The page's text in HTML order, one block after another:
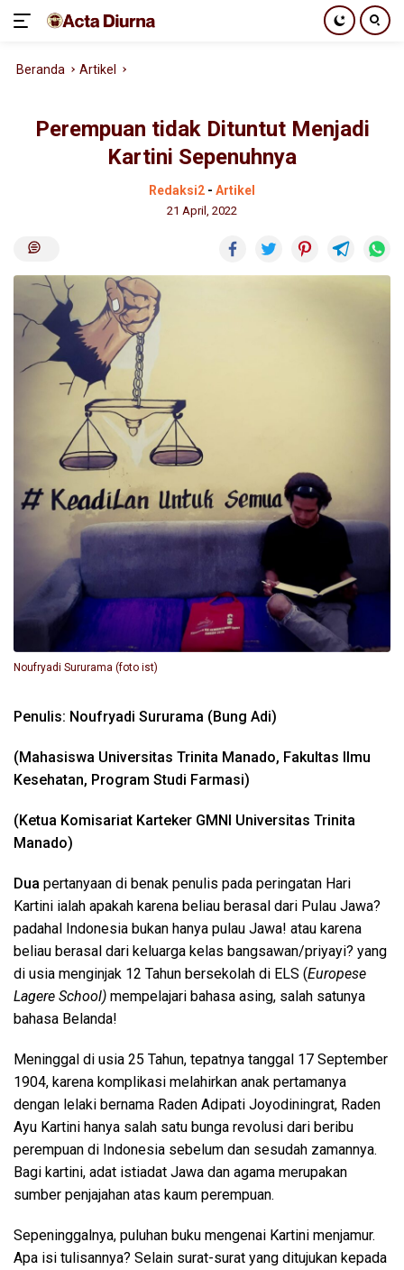
Beranda Artikel
Perempuan tidak Dituntut Menjadi
Kartini Sepenuhnya
Redaksi2 - Artikel
21 April, 2022
Noufryadi Sururama (foto ist)
Penulis: Noufryadi Sururama (Bung Adi)
(Mahasiswa Universitas Trinita Manado, Fakultas Ilmu
Kesehatan, Program Studi Farmasi)
(Ketua Komisariat Karteker GMNI Universitas Trinita
Manado)
Dua pertanyaan di benak penulis pada peringatan Hari
Kartini ialah apakah karena beliau berasal dari Pulau Jawa?
padahal Indonesia bukan hanya pulau Jawa! atau karena
beliau berasal dari keluarga kelas bangsawan/priyayi? yang
di usia menginjak 12 Tahun bersekolah di ELS (Europese
Lagere School) mempelajari bahasa asing, salah satunya
bahasa Belanda!
Meninggal di usia 25 Tahun, tepatnya tanggal 17 September
1904, karena komplikasi melahirkan anak pertamanya
dengan lelaki bernama Raden Adipati Joyodiningrat, Raden
Ayu Kartini hanya salah satu bunga revolusi dari beribu
perempuan di Indonesia sebelum dan sesudah zamannya.
Bagi kartini, adat istiadat Jawa dan agama merupakan
sumber penjajahan atas kaum perempuan.
Sepeninggalnya, puluhan buku mengenai Kartini menjamur.
Apa isi tulisannya? Selain surat-surat yang ditujukan kepada